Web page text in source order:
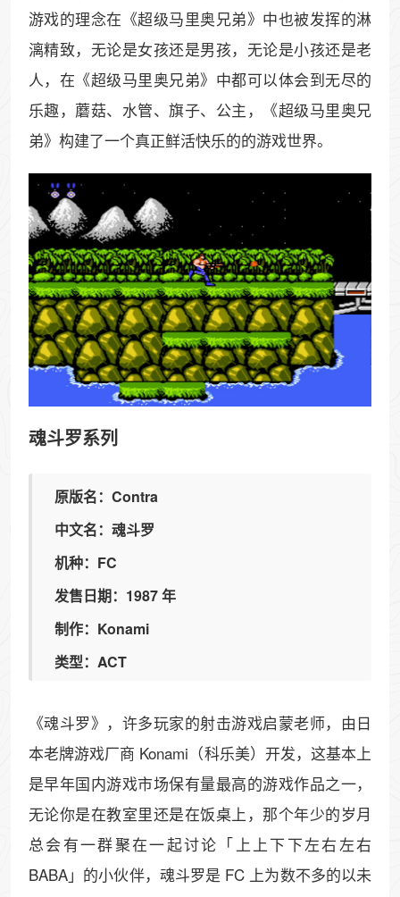
游戏的理念在《超级马里奥兄弟》中也被发挥的淋
漓精致，无论是女孩还是男孩，无论是小孩还是老
人，在《超级马里奥兄弟》中都可以体会到无尽的
乐趣，蘑菇、水管、旗子、公主，《超级马里奥兄
弟》构建了一个真正鲜活快乐的的游戏世界。
魂斗罗系列
原版名：Contra
中文名：魂斗罗
机种：FC
发售日期：1987 年
制作：Konami
类型：ACT
《魂斗罗》，许多玩家的射击游戏启蒙老师，由日
本老牌游戏厂商 Konami（科乐美）开发，这基本上
是早年国内游戏市场保有量最高的游戏作品之一，
无论你是在教室里还是在饭桌上，那个年少的岁月
总会有一群聚在一起讨论「上上下下左右左右
BABA」的小伙伴，魂斗罗是 FC 上为数不多的以未